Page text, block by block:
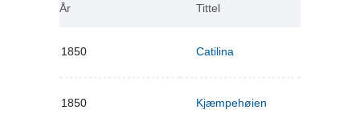
År Tittel
1850 Catilina
1850 Kjæmpehøien